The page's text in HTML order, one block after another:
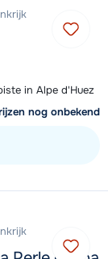
in Alpe d'Huez
nog onbekend